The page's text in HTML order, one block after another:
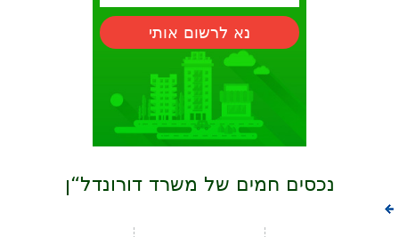
נא לרשום אותי
נכסים חמים של משרד דורונדל“ן